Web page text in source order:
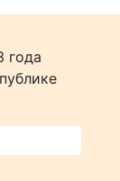
года